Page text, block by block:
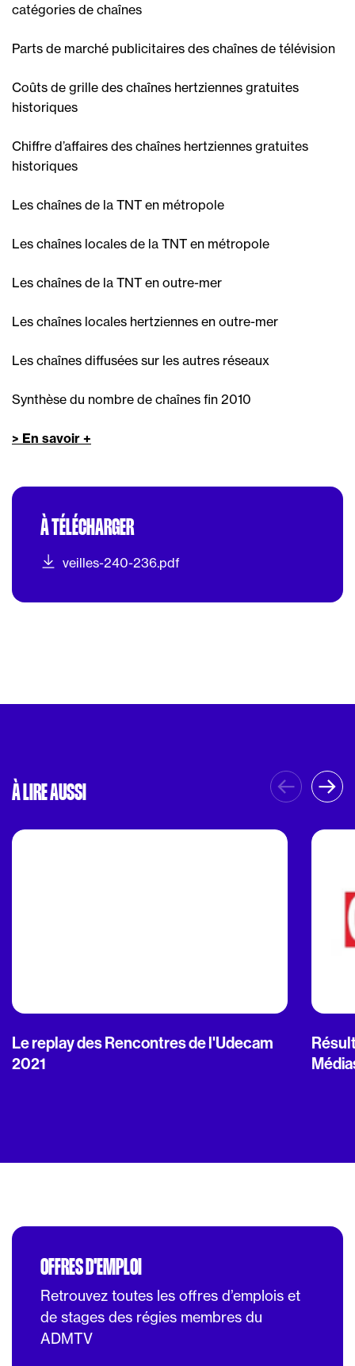
catégories de chaînes
Parts de marché publicitaires des chaînes de télévision
Coûts de grille des chaînes hertziennes gratuites
historiques
Chiffre d’affaires des chaînes hertziennes gratuites
historiques
Les chaînes de la TNT en métropole
Les chaînes locales de la TNT en métropole
Les chaînes de la TNT en outre-mer
Les chaînes locales hertziennes en outre-mer
Les chaînes diffusées sur les autres réseaux
Synthèse du nombre de chaînes fin 2010
> En savoir +
À TÉLÉCHARGER
veilles-240-236.pdf
À LIRE AUSSI
Le replay des Rencontres de l'Udecam
2021
OFFRES D'EMPLOI
Retrouvez toutes les offres d’emplois et
de stages des régies membres du
ADMTV